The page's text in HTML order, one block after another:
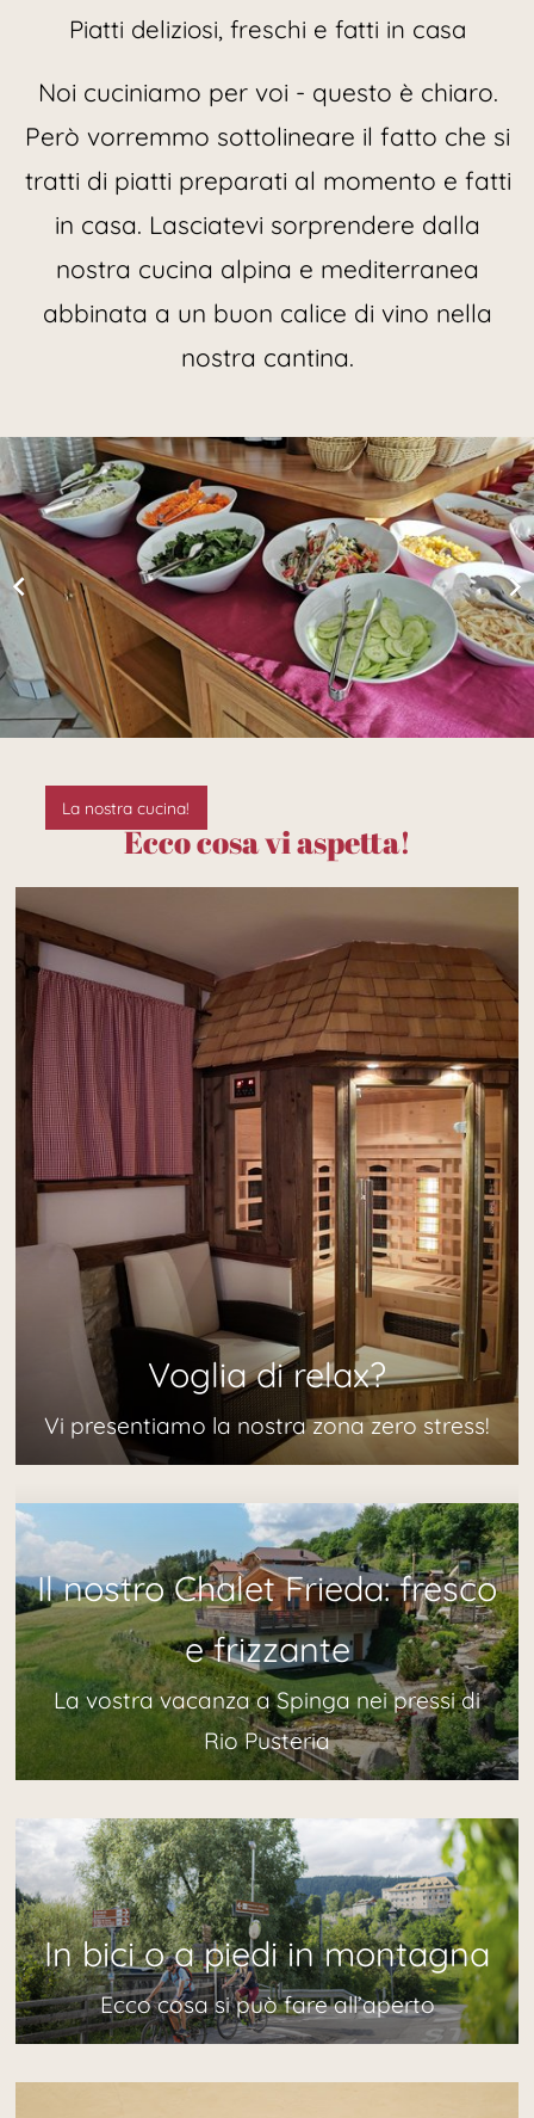
Piatti deliziosi, freschi e fatti in casa
Noi cuciniamo per voi - questo è chiaro.
Però vorremmo sottolineare il fatto che si
tratti di piatti preparati al momento e fatti
in casa. Lasciatevi sorprendere dalla
nostra cucina alpina e mediterranea
abbinata a un buon calice di vino nella
nostra cantina.
La nostra cucina!
Ecco cosa vi aspetta!
Voglia di relax?
Vi presentiamo la nostra zona zero stress!
Il nostro Chalet Frieda: fresco
e frizzante
La vostra vacanza a Spinga nei pressi di
Rio Pusteria
In bici o a piedi in montagna
Ecco cosa si può fare all’aperto